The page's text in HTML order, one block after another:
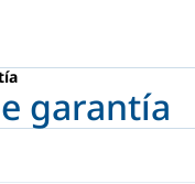
garantía